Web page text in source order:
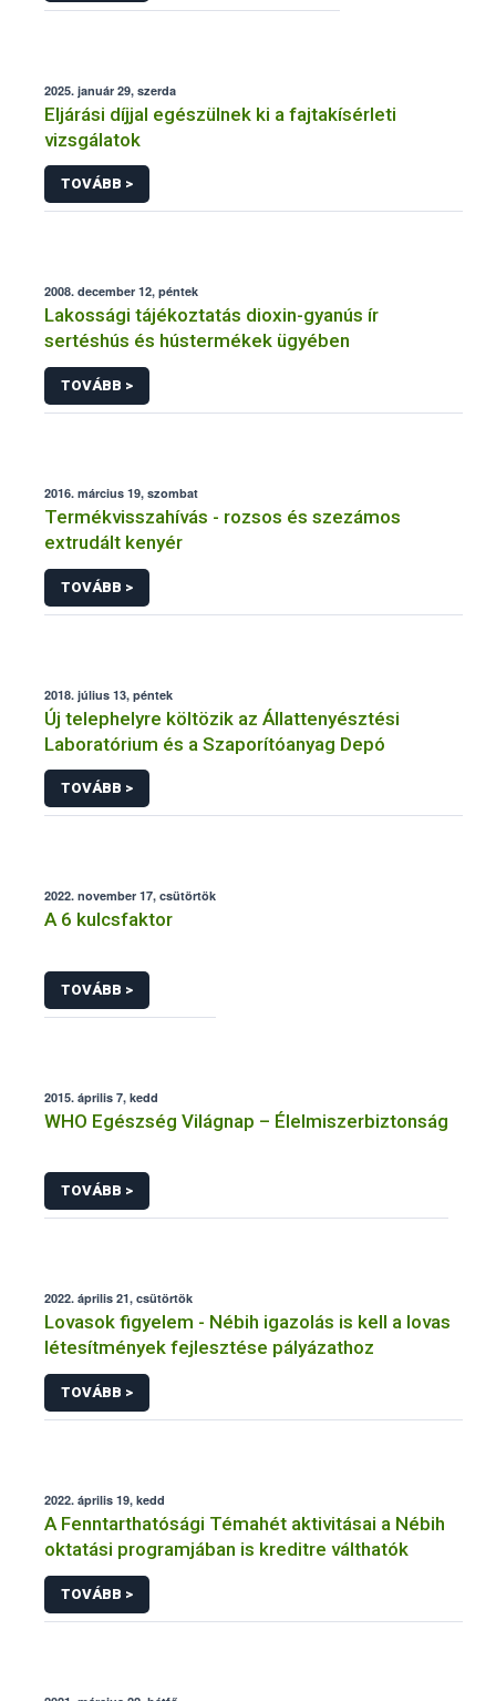
2025. január 29, szerda
Eljárási díjjal egészülnek ki a fajtakísérleti
vizsgálatok
TOVÁBB >
2008. december 12, péntek
Lakossági tájékoztatás dioxin-gyanús ír
sertéshús és hústermékek ügyében
TOVÁBB >
2016. március 19, szombat
Termékvisszahívás - rozsos és szezámos
extrudált kenyér
TOVÁBB >
2018. július 13, péntek
Új telephelyre költözik az Állattenyésztési
Laboratórium és a Szaporítóanyag Depó
TOVÁBB >
2022. november 17, csütörtök
A 6 kulcsfaktor
TOVÁBB >
2015. április 7, kedd
WHO Egészség Világnap – Élelmiszerbiztonság
TOVÁBB >
2022. április 21, csütörtök
Lovasok figyelem - Nébih igazolás is kell a lovas
létesítmények fejlesztése pályázathoz
TOVÁBB >
2022. április 19, kedd
A Fenntarthatósági Témahét aktivitásai a Nébih
oktatási programjában is kreditre válthatók
TOVÁBB >